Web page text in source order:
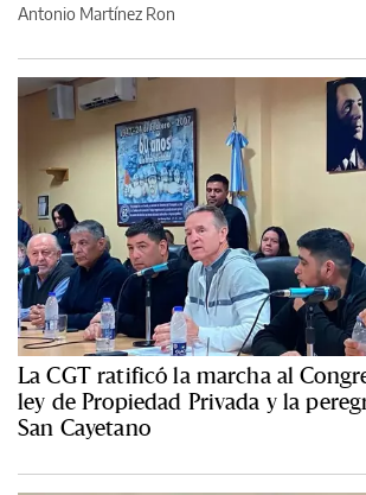
Antonio Martínez Ron
La CGT ratificó la marcha al
ley de Propiedad Privada y la
San Cayetano